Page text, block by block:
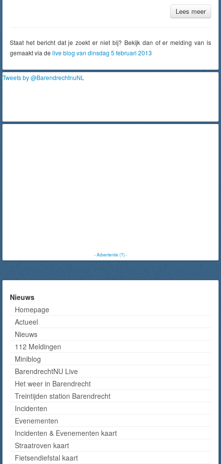
Lees meer
Staat het bericht dat je zoekt er niet bij? Bekijk dan of er melding van is
gemaakt via de live blog van dinsdag 5 februari 2013
Tweets by @BarendrechtnuNL
-Advertentie (?)-
Nieuws
Homepage
Actueel
Nieuws
112 Meldingen
Miniblog
BarendrechtNU Live
Het weer in Barendrecht
Treintijden station Barendrecht
Incidenten
Evenementen
Incidenten & Evenementen kaart
Straatroven kaart
Fietsendiefstal kaart